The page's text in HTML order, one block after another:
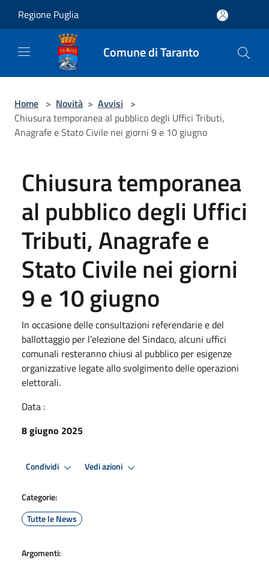
Regione Puglia
Comune di Taranto
Home > Novità > Avvisi >
Chiusura temporanea al pubblico degli Uffici Tributi,
Anagrafe e Stato Civile nei giorni 9 e 10 giugno
Chiusura temporanea
al pubblico degli Uffici
Tributi, Anagrafe e
Stato Civile nei giorni
9 e 10 giugno
In occasione delle consultazioni referendarie e del
ballottaggio per l’elezione del Sindaco, alcuni uffici
comunali resteranno chiusi al pubblico per esigenze
organizzative legate allo svolgimento delle operazioni
elettorali.
Data :
8 giugno 2025
Condividi Vedi azioni
Categorie:
Tutte le News
Argomenti: